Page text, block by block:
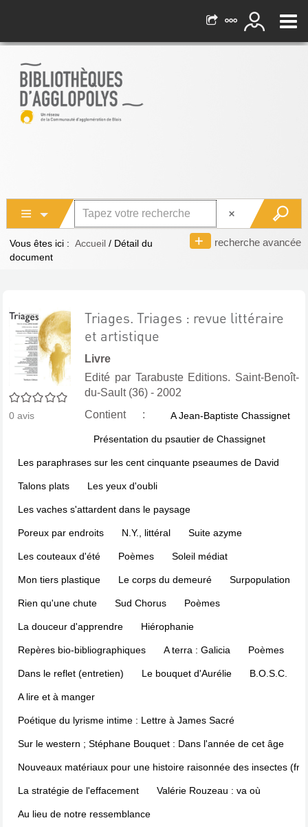
recherche avancée
Vous êtes ici : Accueil / Détail du
document
0/5
0 avis
Triages. Triages : revue littéraire
et artistique
Livre
Edité par Tarabuste Editions. Saint-Benoît-
du-Sault (36) - 2002
Contient :
A Jean-Baptiste Chassignet
Présentation du psautier de Chassignet
Les paraphrases sur les cent cinquante pseaumes de David
Talons plats Les yeux d'oubli
Les vaches s'attardent dans le paysage
Poreux par endroits N.Y., littéral Suite azyme
Les couteaux d'été Poèmes Soleil médiat
Mon tiers plastique Le corps du demeuré Surpopulation
Rien qu'une chute Sud Chorus Poèmes
La douceur d'apprendre Hiérophanie
Repères bio-bibliographiques A terra : Galicia Poèmes
Dans le reflet (entretien) Le bouquet d'Aurélie B.O.S.C.
A lire et à manger
Poétique du lyrisme intime : Lettre à James Sacré
Sur le western ; Stéphane Bouquet : Dans l'année de cet âge
Nouveaux matériaux pour une histoire raisonnée des insectes
La stratégie de l'effacement Valérie Rouzeau : va où
Au lieu de notre ressemblance